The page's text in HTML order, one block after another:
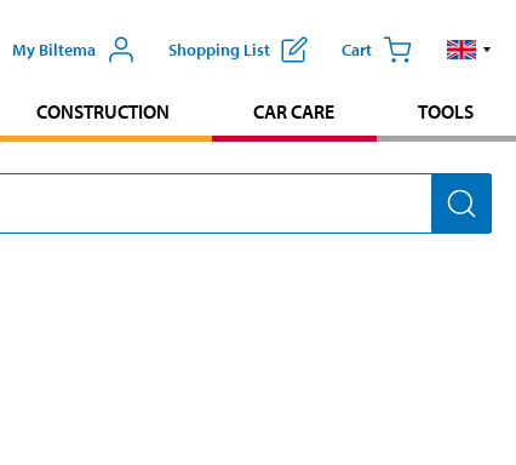
My Biltema Shopping List Cart
CONSTRUCTION CAR CARE TOOLS